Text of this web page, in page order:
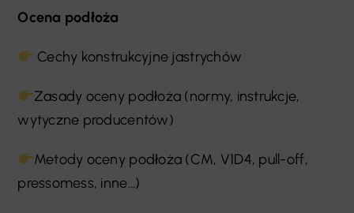
Ocena podłoża
Cechy konstrukcyjne jastrychów
Zasady oceny podłoża (normy, instrukcje,
wytyczne producentów)
Metody oceny podłoża (CM, V1D4, pull-off,
pressomess, inne…)